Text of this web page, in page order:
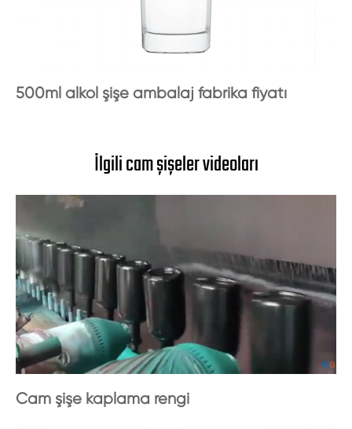
500ml alkol şişe ambalaj fabrika fiyatı
İlgili cam şişeler videoları
Cam şişe kaplama rengi